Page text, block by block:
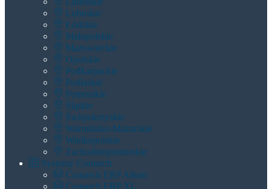
Lubuskie
Łódzkie
Małopolskie
Mazowieckie
Opolskie
Podkarpackie
Podlaskie
Pomorskie
Śląskie
Świętokrzyskie
Warmińsko-Mazurskie
Wielkopolskie
Zachodniopomorskie
Systemy Comarch
Comarch ERP Altum
Comarch ERP XL